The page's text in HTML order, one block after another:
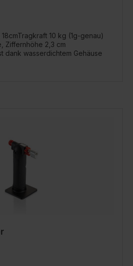
10 kg (1g-genau)
Ziffernhöhe 2,3 cm
dank wasserdichtem Gehäuse